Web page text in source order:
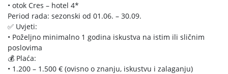
• otok Cres – hotel 4*
Period rada: sezonski od 01.06. – 30.09.
✅ Uvjeti:
• Poželjno minimalno 1 godina iskustva na istim ili sličnim
poslovima
💰 Plaća:
• 1.200 – 1.500 € (ovisno o znanju, iskustvu i zalaganju)